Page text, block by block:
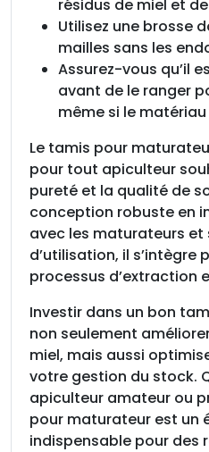
résidus de miel et
Utilisez une brosse
mailles sans les
Assurez-vous qu’il
avant de le ranger
même si le
Le tamis pour
pour tout apiculteur
pureté et la qualité de
conception robuste en
avec les maturateurs
d’utilisation, il
processus d’extraction
Investir dans un bon
non seulement
miel, mais aussi
votre gestion du stock.
apiculteur amateur ou
pour maturateur est un
indispensable pour des